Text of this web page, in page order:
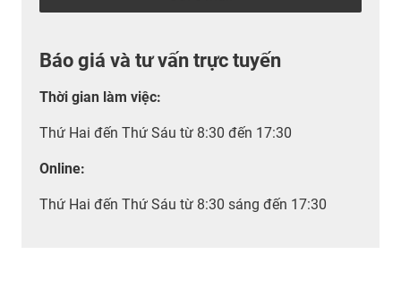
Báo giá và tư vấn trực tuyến
Thời gian làm việc:
Thứ Hai đến Thứ Sáu từ 8:30 đến 17:30
Online:
Thứ Hai đến Thứ Sáu từ 8:30 sáng đến 17:30